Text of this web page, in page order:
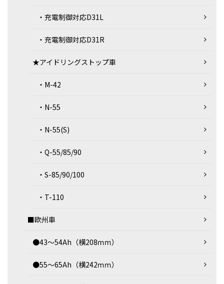
・充電制御対応D31L
・充電制御対応D31R
★アイドリングストップ車
・M-42
・N-55
・N-55(S)
・Q-55/85/90
・S-85/90/100
・T-110
■欧州車
●43～54Ah（横208ｍｍ）
●55～65Ah（横242ｍｍ）